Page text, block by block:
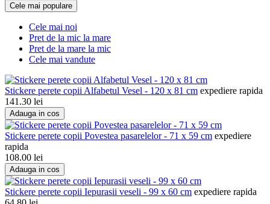
Cele mai populare
Cele mai noi
Pret de la mic la mare
Pret de la mare la mic
Cele mai vandute
Stickere perete copii Alfabetul Vesel - 120 x 81 cm expediere rapida
141.30 lei
Adauga in cos
Stickere perete copii Povestea pasarelelor - 71 x 59 cm expediere
rapida
108.00 lei
Adauga in cos
Stickere perete copii Iepurasii veseli - 99 x 60 cm expediere rapida